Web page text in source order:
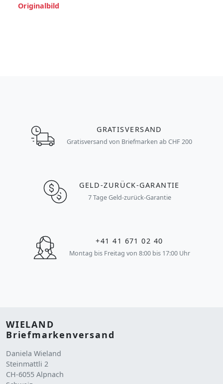
Originalbild
GRATISVERSAND
Gratisversand von Briefmarken ab CHF 200
GELD-ZURÜCK-GARANTIE
7 Tage Geld-zurück-Garantie
+41 41 671 02 40
Montag bis Freitag von 8:00 bis 17:00 Uhr
WIELAND
Briefmarkenversand
Daniela Wieland
Steinmattli 2
CH-6055 Alpnach